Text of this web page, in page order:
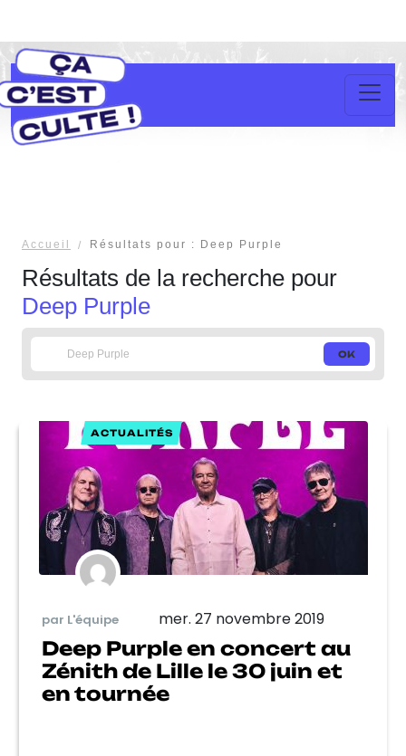
Accueil Résultats pour : Deep Purple
Résultats de la recherche pour
Deep Purple
ACTUALITÉS
par L'équipe mer. 27 novembre 2019
Deep Purple en concert au
Zénith de Lille le 30 juin et
en tournée